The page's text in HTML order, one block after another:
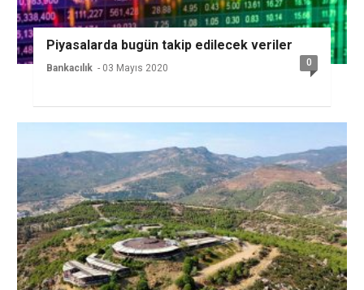
Piyasalarda bugün takip edilecek veriler
Bankacılık - 03 Mayıs 2020 0